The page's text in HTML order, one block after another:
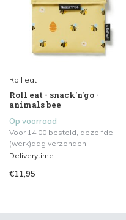
Roll eat
Roll eat - snack'n'go -
animals bee
Op voorraad
Voor 14.00 besteld, dezelfde
(werk)dag verzonden.
Deliverytime
€11,95